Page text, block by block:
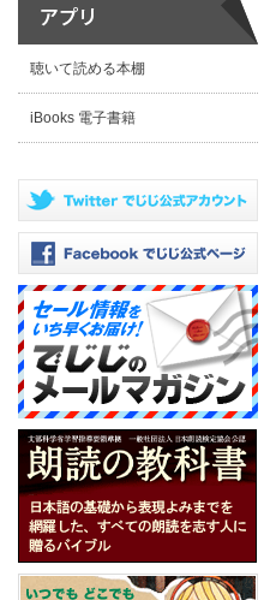
聴いて読める本棚
iBooks 電子書籍